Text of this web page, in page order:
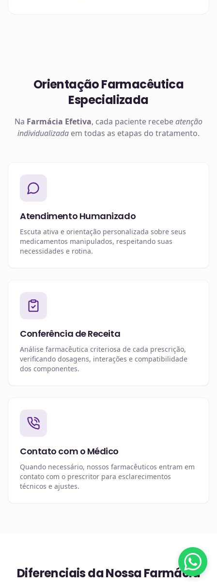
Orientação Farmacêutica
Especializada
Na Farmácia Efetiva, cada paciente recebeatenção
individualizada em todas as etapas do tratamento.
Atendimento Humanizado
Escuta ativa e orientação personalizada sobre seus
medicamentos manipulados, respeitando suas
necessidades e rotina.
Conferência de Receita
Análise farmacêutica criteriosa de cada prescrição,
verificando dosagens, interações e compatibilidade
dos componentes.
Contato com o Médico
Quando necessário, nossos farmacêuticos entram em
contato com o prescritor para esclarecimentos
técnicos e ajustes.
Diferenciais da Nossa Farmácia